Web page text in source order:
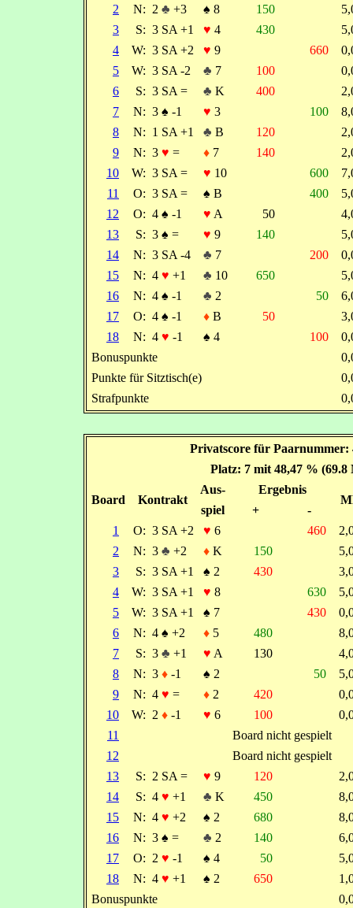
2
N: 2 ♣ +3 ♠ 8 150
3
S: 3 SA +1 ♥ 4 430
4
W: 3 SA +2 ♥ 9 660
5
W: 3 SA -2 ♣ 7 100
6
S: 3 SA = ♣ K 400
7
N: 3 ♠ -1 ♥ 3 100
8
N: 1 SA +1 ♣ B 120
9
N: 3 ♥ = ♦ 7 140
10
W: 3 SA = ♥ 10 600
11
O: 3 SA = ♠ B 400
12
O: 4 ♠ -1 ♥ A 50
13
S: 3 ♠ = ♥ 9 140
14
N: 3 SA -4 ♣ 7 200
15
N: 4 ♥ +1 ♣ 10 650
16
N: 4 ♠ -1 ♣ 2 50
17
O: 4 ♠ -1 ♦ B 50
18
N: 4 ♥ -1 ♠ 4 100
Bonuspunkte
Punkte für Sitztisch(e)
Strafpunkte
Privatscore für
Platz: 7 mit 48,47 %
Board Kontrakt
Aus- Ergebnis
spiel +
-
1
O: 3 SA +2 ♥ 6 460
2
N: 3 ♣ +2 ♦ K 150
3
S: 3 SA +1 ♠ 2 430
4
W: 3 SA +1 ♥ 8 630
5
W: 3 SA +1 ♠ 7 430
6
N: 4 ♠ +2 ♦ 5 480
7
S: 3 ♣ +1 ♥ A 130
8
N: 3 ♦ -1 ♠ 2 50
9
N: 4 ♥ = ♦ 2 420
10
W: 2 ♦ -1 ♥ 6 100
11
Board nicht gespielt
12
Board nicht gespielt
13
S: 2 SA = ♥ 9 120
14
S: 4 ♥ +1 ♣ K 450
15
N: 4 ♥ +2 ♠ 2 680
16
N: 3 ♠ = ♣ 2 140
17
O: 2 ♥ -1 ♠ 4 50
18
N: 4 ♥ +1 ♠ 2 650
Bonuspunkte